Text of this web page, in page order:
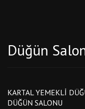
Düğün
KARTAL YEMEKLI
DÜĞÜN SALONU